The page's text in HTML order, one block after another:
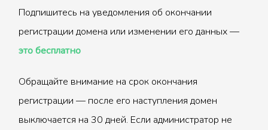
Подпишитесь на уведомления об окончании
регистрации домена или изменении его данных —
это бесплатно
Обращайте внимание на срок окончания
регистрации — после его наступления домен
выключается на 30 дней. Если администратор не